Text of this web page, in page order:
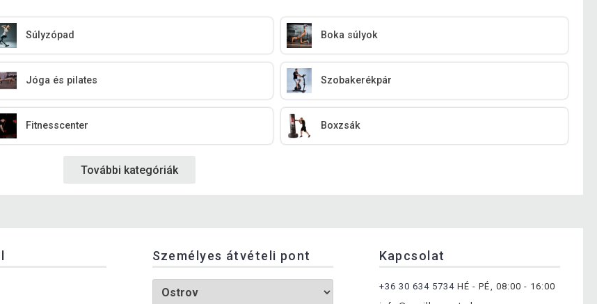
Súlyzópad Boka súlyok
Jóga és pilates Szobakerékpár
Fitnesscenter Boxzsák
További kategóriák
Személyes átvételi pont Kapcsolat
+36 30 634 5734 HÉ - PÉ, 08:00 - 16:00